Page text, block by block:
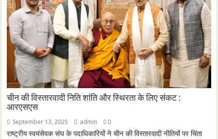
चीन की विस्तारवादी निति शांति और स्थिरता के लिए संकट :
आरएसएस
September 13, 2025 admin 0
राष्ट्रीय स्वयंसेवक संघ के पदाधिकारियों ने चीन की विस्तारवादी नीतियों पर चिंता